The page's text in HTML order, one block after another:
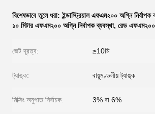
বিশেষভাবে তুলে ধরা:ইন্ডাস্ট্রিয়াল এফএম২০০ অগ্নি নির্বাপক
১০ মিটার এফএম২০০ অগ্নি নির্বাপক ব্যবস্থা, রেড এফএম২০০
জেট দূরত্ব: ≥10মি
ট্যাঙ্ক: বায়ুমণ্ডলীয় ট্যাঙ্ক
মিক্সিং অনুপাত নির্বাচক: 3% বা 6%